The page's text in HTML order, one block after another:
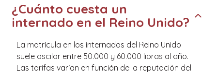
¿Cuánto cuesta un
internado en el Reino Unido?
La matrícula en los internados del Reino Unido
suele oscilar entre 50.000 y 60.000 libras al año.
Las tarifas varían en función de la reputación del